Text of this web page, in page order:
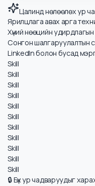
дээшлүүлнэ үү
Цалинд нөлөөлөх ур
Ярилцлага авах арга
Хүний нөөцийн удирдлагын
Сонгон шалгаруулалтын
LinkedIn болон бусад
Skill
Skill
Skill
Skill
Skill
Skill
Skill
Skill